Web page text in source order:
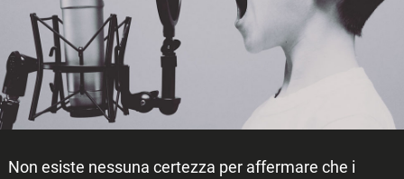
Non esiste nessuna certezza per affermare che i